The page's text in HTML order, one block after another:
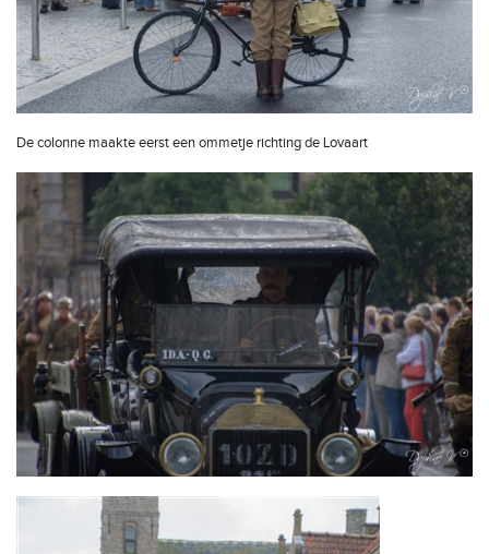
De colonne maakte eerst een ommetje richting de Lovaart